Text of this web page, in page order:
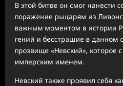
В этой битве он смог нанести
поражение рыцарям из
важным моментом в истории
гений и бесстрашие в данном
прозвище «Невский», которое с
имперским именем.
Невский также проявил себя